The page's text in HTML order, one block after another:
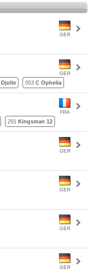
GER
GER
Djolie 053 C Ophelia
FRA
291 Kingsman 12
GER
GER
GER
GER